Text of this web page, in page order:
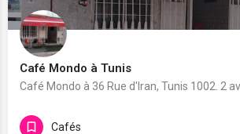
Café Mondo à Tunis
Cafés